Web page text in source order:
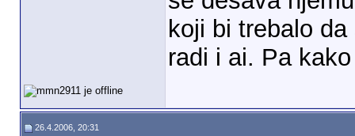
koji bi trebalo
radi i ai. Pa
26.4.2006, 20:31